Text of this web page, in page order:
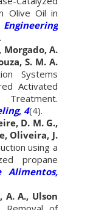
Olive Oil in
Morgado, A.
S. M. A.
Systems
Activated
4(4).
D. M. G.,
Oliveira, J.
using a
propane
Alimentos,
A. A., Ulson